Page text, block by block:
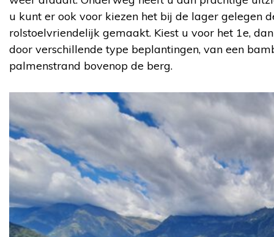
u kunt er ook voor kiezen het bij de lager gelegen
rolstoelvriendelijk gemaakt. Kiest u voor het 1e,
door verschillende type beplantingen, van een
palmenstrand bovenop de berg.